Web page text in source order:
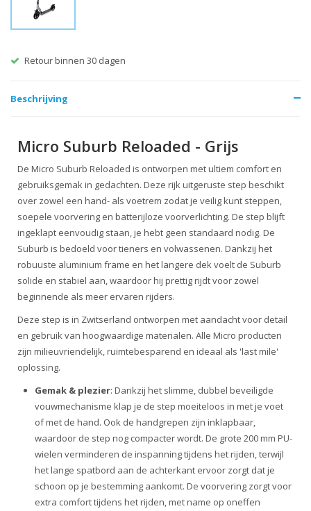
Gratis verzending vanaf €60
Beschrijving
Micro Suburb Reloaded - Grijs
De Micro Suburb Reloaded is ontworpen met ultiem comfort en
gebruiksgemak in gedachten. Deze rijk uitgeruste step beschikt
over zowel een hand- als voetrem zodat je veilig kunt steppen,
soepele voorvering en batterijloze voorverlichting. De step blijft
ingeklapt eenvoudig staan, je hebt geen standaard nodig. De
Suburb is bedoeld voor tieners en volwassenen. Dankzij het
robuuste aluminium frame en het langere dek voelt de Suburb
solide en stabiel aan, waardoor hij prettig rijdt voor zowel
beginnende als meer ervaren rijders.
Deze step is in Zwitserland ontworpen met aandacht voor detail
en gebruik van hoogwaardige materialen. Alle Micro producten
zijn milieuvriendelijk, ruimtebesparend en ideaal als 'last mile'
oplossing.
Gemak & plezier: Dankzij het slimme, dubbel beveiligde
vouwmechanisme klap je de step moeiteloos in met je voet
of met de hand. Ook de handgrepen zijn inklapbaar,
waardoor de step nog compacter wordt. De grote 200 mm PU-
wielen verminderen de inspanning tijdens het rijden, terwijl
het lange spatbord aan de achterkant ervoor zorgt dat je
schoon op je bestemming aankomt. De voorvering zorgt voor
extra comfort tijdens het rijden, met name op oneffen